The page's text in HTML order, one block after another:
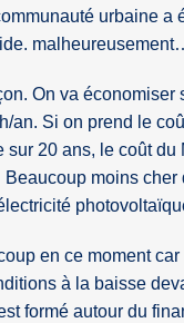
urbaine a
On va économiser
an. Si on prend le
sur 20 ans, le coût du
Beaucoup moins cher
en ce moment
à la baisse
formé autour du